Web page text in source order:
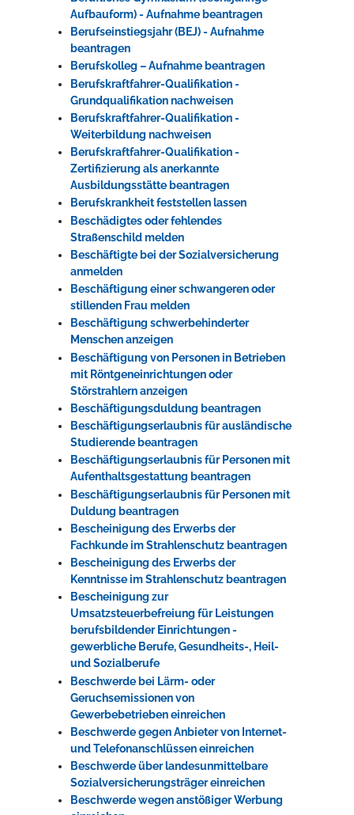
Aufbauform) - Aufnahme beantragen
Berufseinstiegsjahr (BEJ) - Aufnahme
beantragen
Berufskolleg – Aufnahme beantragen
Berufskraftfahrer-Qualifikation -
Grundqualifikation nachweisen
Berufskraftfahrer-Qualifikation -
Weiterbildung nachweisen
Berufskraftfahrer-Qualifikation -
Zertifizierung als anerkannte
Ausbildungsstätte beantragen
Berufskrankheit feststellen lassen
Beschädigtes oder fehlendes
Straßenschild melden
Beschäftigte bei der Sozialversicherung
anmelden
Beschäftigung einer schwangeren oder
stillenden Frau melden
Beschäftigung schwerbehinderter
Menschen anzeigen
Beschäftigung von Personen in Betrieben
mit Röntgeneinrichtungen oder
Störstrahlern anzeigen
Beschäftigungsduldung beantragen
Beschäftigungserlaubnis für ausländische
Studierende beantragen
Beschäftigungserlaubnis für Personen mit
Aufenthaltsgestattung beantragen
Beschäftigungserlaubnis für Personen mit
Duldung beantragen
Bescheinigung des Erwerbs der
Fachkunde im Strahlenschutz beantragen
Bescheinigung des Erwerbs der
Kenntnisse im Strahlenschutz beantragen
Bescheinigung zur
Umsatzsteuerbefreiung für Leistungen
berufsbildender Einrichtungen -
gewerbliche Berufe, Gesundheits-, Heil-
und Sozialberufe
Beschwerde bei Lärm- oder
Geruchsemissionen von
Gewerbebetrieben einreichen
Beschwerde gegen Anbieter von Internet-
und Telefonanschlüssen einreichen
Beschwerde über landesunmittelbare
Sozialversicherungsträger einreichen
Beschwerde wegen anstößiger Werbung